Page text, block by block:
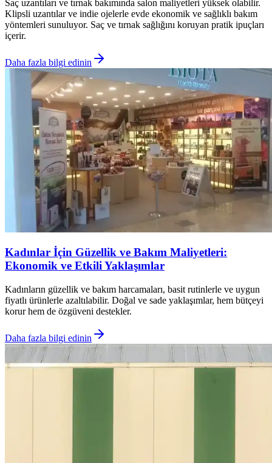
Saç uzantıları ve tırnak bakımında salon maliyetleri yüksek olabilir.
Klipsli uzantılar ve indie ojelerle evde ekonomik ve sağlıklı bakım
yöntemleri sunuluyor. Saç ve tırnak sağlığını koruyan pratik ipuçları
içerir.
Daha fazla bilgi edinin
Kadınlar İçin Güzellik ve Bakım Maliyetleri:
Ekonomik ve Etkili Yaklaşımlar
Kadınların güzellik ve bakım harcamaları, basit rutinlerle ve uygun
fiyatlı ürünlerle azaltılabilir. Doğal ve sade yaklaşımlar, hem bütçeyi
korur hem de özgüveni destekler.
Daha fazla bilgi edinin